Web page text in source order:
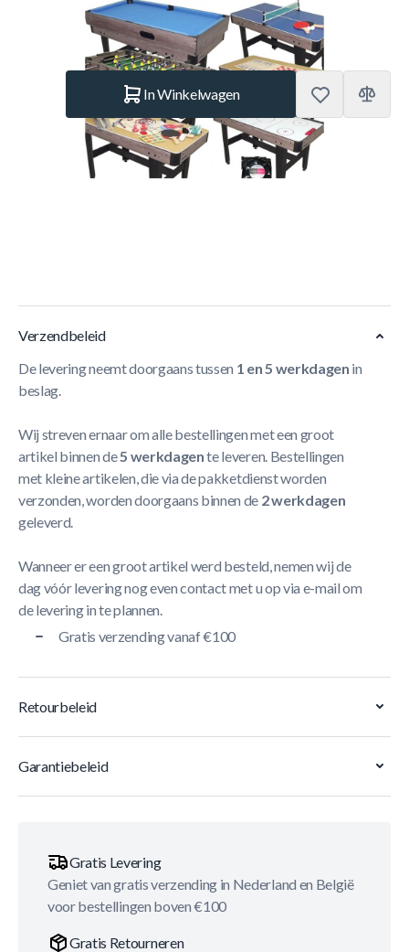
€ 319,85 Op voorraad
In Winkelwagen
Korte Beschrijving
Verzendbeleid
De levering neemt doorgaans tussen 1 en 5 werkdagen in
beslag.
Wij streven ernaar om alle bestellingen met een groot
artikel binnen de5 werkdagente leveren. Bestellingen
met kleine artikelen, die via de pakketdienst worden
verzonden, worden doorgaans binnen de 2 werkdagen
geleverd.
Wanneer er een groot artikel werd besteld, nemen wij de
dag vóór levering nog even contact met u op via e-mail om
de levering in te plannen.
Gratis verzending vanaf €100
Retourbeleid
Garantiebeleid
Gratis Levering
Geniet van gratis verzending in Nederland en België
voor bestellingen boven €100
Gratis Retourneren